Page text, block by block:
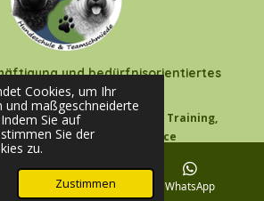
Cookies, um Ihr
und maßgeschneiderte
Sie auf
Sie der
zu.
Zustimmen
und bedürfnisorientiertes
für deinen Hund
& Teamschmiede * Training,
& Beschäftigung in Balance
im Kreis Saarlouis - Nalbach - Saarwellingen -
- Saarlouis - Felsberg - Beaumarais -
Facebook WhatsApp